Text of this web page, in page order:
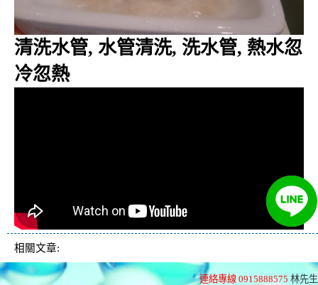
清洗水管, 水管清洗, 洗水管, 熱水忽
冷忽熱
相關文章:
連絡專線 0915888575 林先生